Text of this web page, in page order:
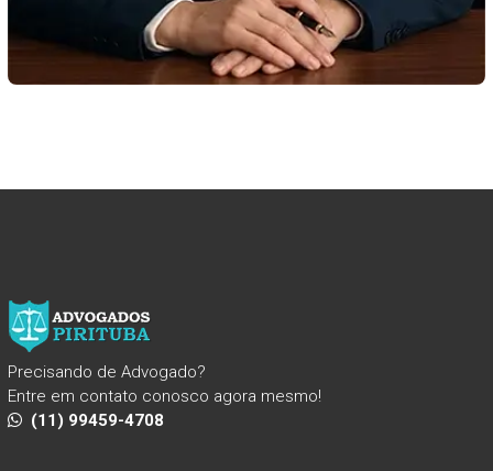
Precisando de Advogado?
Entre em contato conosco agora mesmo!
(11) 99459-4708